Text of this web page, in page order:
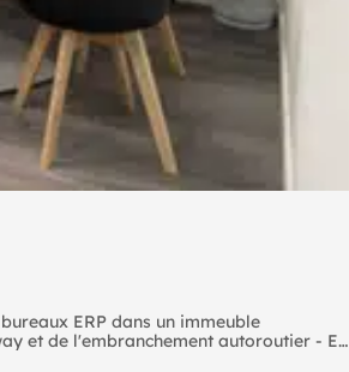
ERP dans un immeuble
et de l'embranchement autoroutier - En
BUREAUX - A LOUER - SAINT